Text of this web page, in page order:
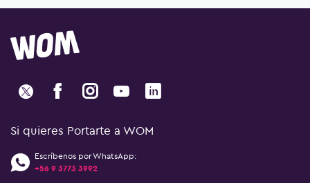
Si quieres Portarte a WOM
Escríbenos por WhatsApp:
+56 9 3773 3992